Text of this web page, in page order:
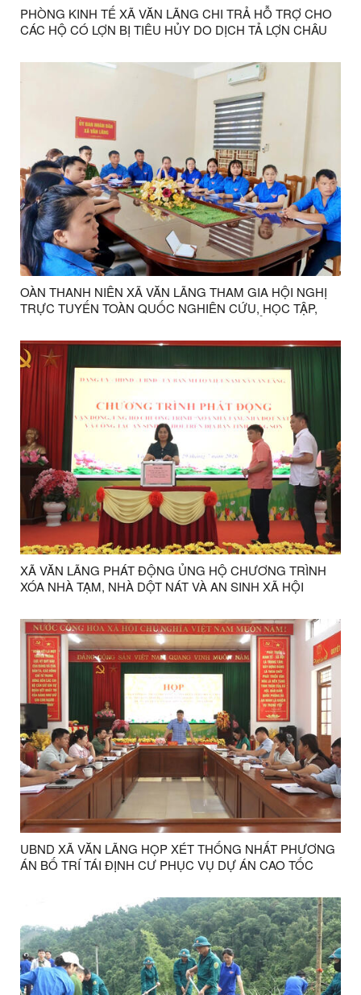
PHÒNG KINH TẾ XÃ VĂN LÃNG CHI TRẢ HỖ TRỢ CHO
CÁC HỘ CÓ LỢN BỊ TIÊU HỦY DO DỊCH TẢ LỢN CHÂU
OÀN THANH NIÊN XÃ VĂN LÃNG THAM GIA HỘI NGHỊ
TRỰC TUYẾN TOÀN QUỐC NGHIÊN CỨU, HỌC TẬP,
QUỐC ĐOÀN TNCS HỒ CHÍ MINH LẦN THỨ XIII
XÃ VĂN LÃNG PHÁT ĐỘNG ỦNG HỘ CHƯƠNG TRÌNH
XÓA NHÀ TẠM, NHÀ DỘT NÁT VÀ AN SINH XÃ HỘI
UBND XÃ VĂN LÃNG HỌP XÉT THỐNG NHẤT PHƯƠNG
ÁN BỐ TRÍ TÁI ĐỊNH CƯ PHỤC VỤ DỰ ÁN CAO TỐC